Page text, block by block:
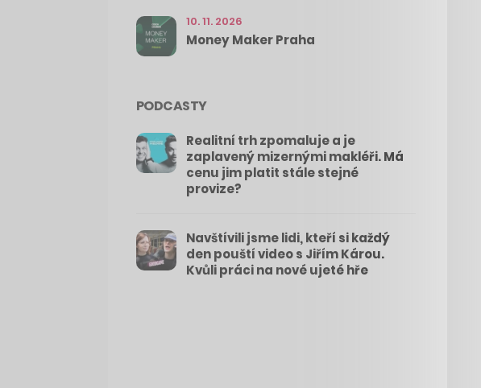
10. 11. 2026
Money Maker Praha
PODCASTY
Realitní trh zpomaluje a je
zaplavený mizernými makléři. Má
cenu jim platit stále stejné
provize?
Navštívili jsme lidi, kteří si každý
den pouští video s Jiřím Károu.
Kvůli práci na nové ujeté hře